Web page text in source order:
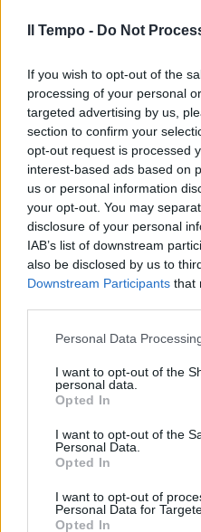
Il Tempo - Do Not
If you wish to opt-out of the
processing of your personal
targeted advertising by us,
section to confirm your
opt-out request is processed
interest-based ads based on
us or personal information
your opt-out. You may
disclosure of your personal
IAB’s list of downstream
also be disclosed by us to
Downstream Participants that
Personal Data
I want to opt-out of the
personal data.
Opted In
I want to opt-out of the
Personal Data.
Opted In
I want to opt-out of
Personal Data for
Opted In